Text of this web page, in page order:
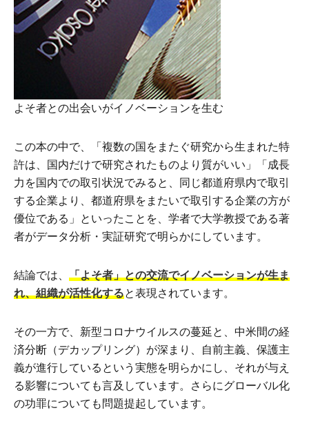
よそ者との出会いがイノベーションを生む
この本の中で、「複数の国をまたぐ研究から生まれた特
許は、国内だけで研究されたものより質がいい」「成長
力を国内での取引状況でみると、同じ都道府県内で取引
する企業より、都道府県をまたいで取引する企業の方が
優位である」といったことを、学者で大学教授である著
者がデータ分析・実証研究で明らかにしています。
結論では、 「よそ者」との交流でイノベーションが生ま
れ、組織が活性化すると表現されています。
その一方で、新型コロナウイルスの蔓延と、中米間の経
済分断（デカップリング）が深まり、自前主義、保護主
義が進行しているという実態を明らかにし、それが与え
る影響についても言及しています。さらにグローバル化
の功罪についても問題提起しています。